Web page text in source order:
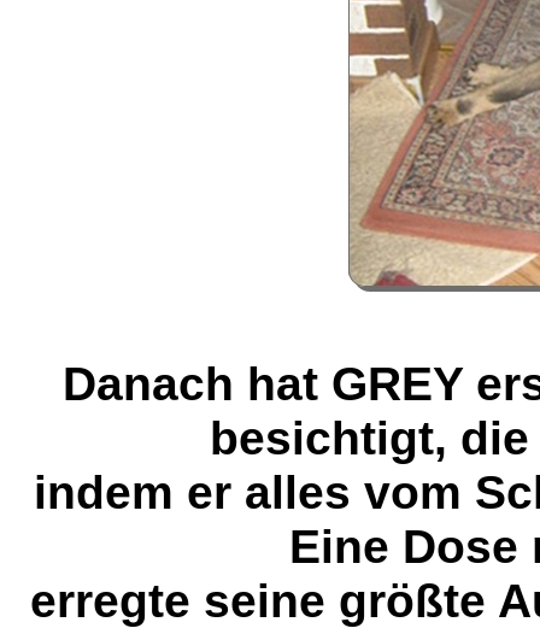
Danach hat GREY
besichtigt,
indem er alles vom
Eine Dose
erregte seine größte